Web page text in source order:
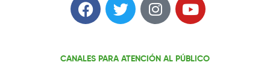
CANALES PARA ATENCIÓN AL PÚBLICO